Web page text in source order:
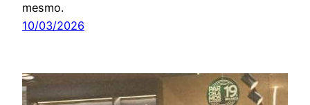
mesmo.
10/03/2026